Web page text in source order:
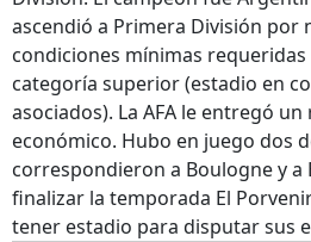
ascendió a Primera División por
condiciones mínimas
categoría superior (estadio en
asociados). La AFA le entregó
económico. Hubo en juego dos
correspondieron a Boulogne y a
finalizar la temporada El
tener estadio para disputar sus